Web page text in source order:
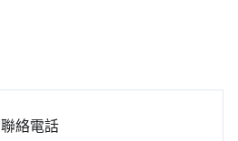
聯絡電話